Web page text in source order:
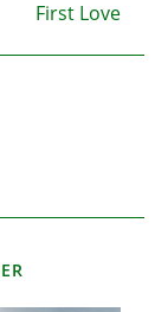
First Love